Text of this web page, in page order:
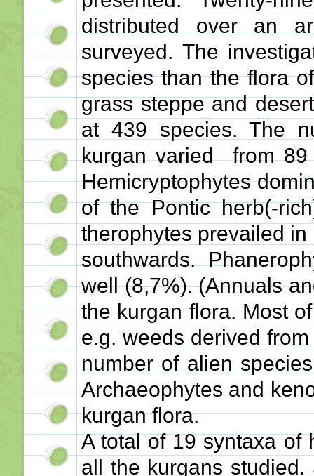
distributed over an
surveyed. The
species than the flora
grass steppe and
at 439 species. The
kurgan varied from
Hemicryptophytes
of the Pontic herb(-
therophytes prevailed
southwards.
well (8,7%). (Annuals
the kurgan flora. Most
e.g. weeds derived
number of alien
Archaeophytes and
kurgan flora.
A total of 19 syntaxa of
all the kurgans